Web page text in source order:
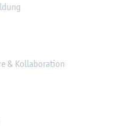
& Kol­la­bo­ra­ti­on